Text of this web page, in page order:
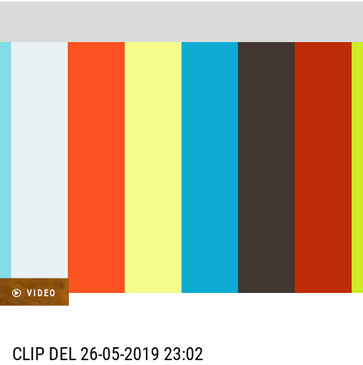
VIDEO
CLIP DEL 26-05-2019 23:02